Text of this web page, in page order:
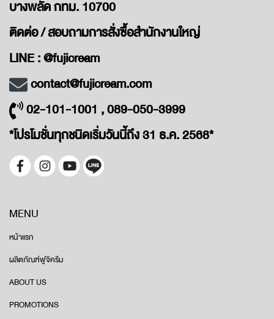
บางพลัด กทม. 10700
ติดต่อ / สอบถามการสั่งซื้อสำนักงานใหญ่
LINE : @fujicream
contact@fujicream.com
02-101-1001 , 089-050-3999
*โปรโมชั่นทุกชนิดเริ่มวันนี้ถึง 31 ธ.ค. 2568*
MENU
หน้าแรก
ผลิตภัณฑ์ฟูจิครีม
ABOUT US
PROMOTIONS